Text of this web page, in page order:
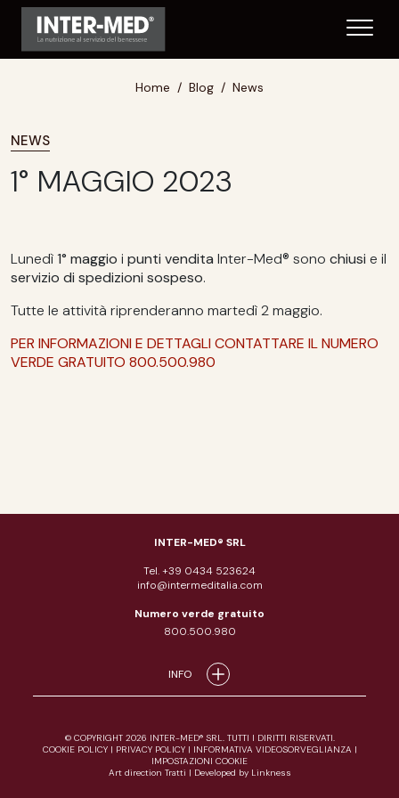
Home Blog News
NEWS
1° MAGGIO 2023
Lunedì1° maggio i punti vendita Inter-Med® sono chiusi e il
servizio di spedizioni sospeso.
Tutte le attività riprenderanno martedì 2 maggio.
PER INFORMAZIONI E DETTAGLI CONTATTARE IL NUMERO
VERDE GRATUITO 800.500.980
INTER-MED® SRL
Tel. +39 0434 523624
info@intermeditalia.com
Numero verde gratuito
800.500.980
INFO
© COPYRIGHT 2026 INTER-MED® SRL. TUTTI I DIRITTI RISERVATI.
COOKIE POLICY| PRIVACY POLICY| INFORMATIVA VIDEOSORVEGLIANZA |
IMPOSTAZIONI COOKIE
Art direction Tratti | Developed by Linkness